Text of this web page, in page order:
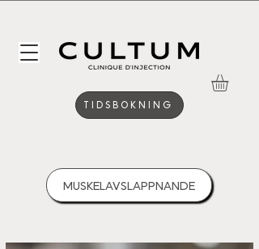
TIDSBOKNING
MUSKELAVSLAPPNANDE